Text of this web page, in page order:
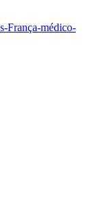
França-médico-